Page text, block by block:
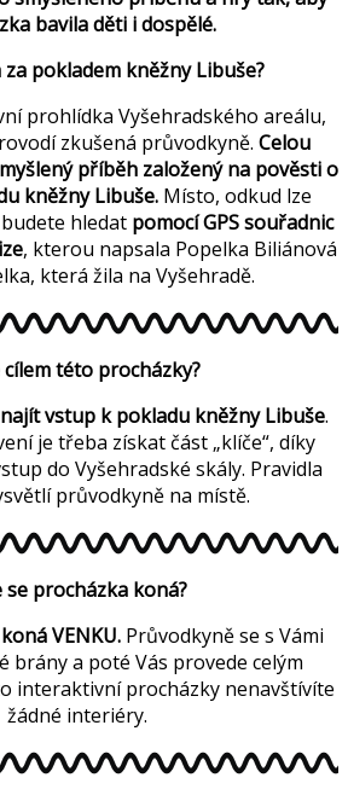
bavila děti i dospělé.
pokladem kněžny Libuše?
prohlídka Vyšehradského areálu,
zkušená průvodkyně. Celou
příběh založený na pověsti o
kněžny Libuše. Místo, odkud lze
hledat pomocí GPS souřadnic
, kterou napsala Popelka Biliánová
která žila na Vyšehradě.
cílem této procházky?
najít vstup k pokladu kněžny Libuše.
je třeba získat část „klíče“, díky
do Vyšehradské skály. Pravidla
průvodkyně na místě.
se procházka koná?
VENKU.Průvodkyně se s Vámi
brány a poté Vás provede celým
interaktivní procházky nenavštívíte
žádné interiéry.